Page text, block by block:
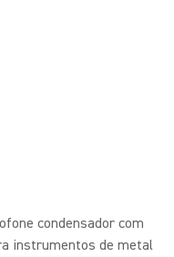
condensador com
instrumentos de metal